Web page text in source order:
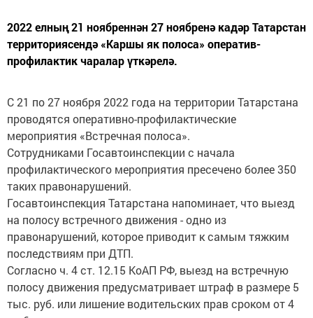
2022 елның 21 ноябреннән 27 ноябренә кадәр Татарстан
территориясендә «Каршы як полоса» оператив-
профилактик чаралар үткәрелә.
С 21 по 27 ноября 2022 года на территории Татарстана
проводятся оперативно-профилактические
мероприятия «Встречная полоса».
Сотрудниками Госавтоинспекции с начала
профилактического мероприятия пресечено более 350
таких правонарушений.
Госавтоинспекция Татарстана напоминает, что выезд
на полосу встречного движения - одно из
правонарушений, которое приводит к самым тяжким
последствиям при ДТП.
Согласно ч. 4 ст. 12.15 КоАП РФ, выезд на встречную
полосу движения предусматривает штраф в размере 5
тыс. руб. или лишение водительских прав сроком от 4